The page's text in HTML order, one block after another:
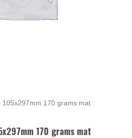
105x297mm 170 grams mat
170 grams mat